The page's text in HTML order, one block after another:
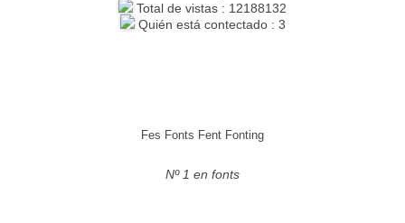
Total de vistas : 12188132
Quién está contectado : 3
Fes Fonts Fent Fonting
Nº 1 en fonts